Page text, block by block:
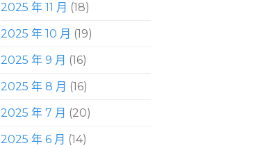
2025 年 11 月 (18)
2025 年 10 月 (19)
2025 年 9 月 (16)
2025 年 8 月 (16)
2025 年 7 月 (20)
2025 年 6 月 (14)